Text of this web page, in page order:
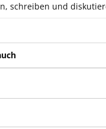
schreiben und